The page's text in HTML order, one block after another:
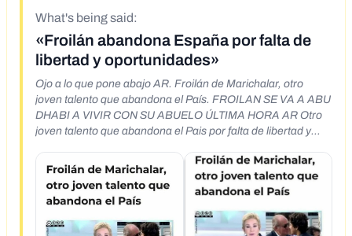
What's being said:
«Froilán abandona España por falta de
libertad y oportunidades»
Ojo a lo que pone abajo AR. Froilán de Marichalar, otro
joven talento que abandona el País. FROILAN SE VA A ABU
DHABI A VIVIR CON SU ABUELO ÚLTIMA HORA AR Otro
joven talento que abandona el Pais por falta de libertad y